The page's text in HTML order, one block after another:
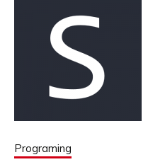
Programing